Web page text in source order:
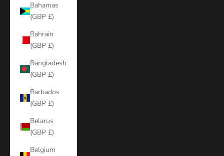
Bahamas
(GBP £)
Bahrain
(GBP £)
Bangladesh
(GBP £)
Barbados
(GBP £)
Belarus
(GBP £)
Belgium